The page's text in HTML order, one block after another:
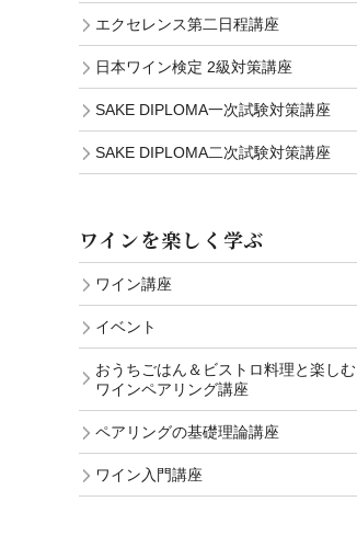
エクセレンス第二日程講座
日本ワイン検定 2級対策講座
SAKE DIPLOMA一次試験対策講座
SAKE DIPLOMA二次試験対策講座
ワインを楽しく学ぶ
ワイン講座
イベント
おうちごはん＆ビストロ料理と楽しむ
ワインペアリング講座
ペアリングの基礎理論講座
ワイン入門講座